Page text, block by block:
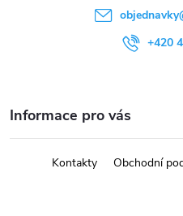
objednavky
+420
Informace pro vás
Kontakty Obchodní